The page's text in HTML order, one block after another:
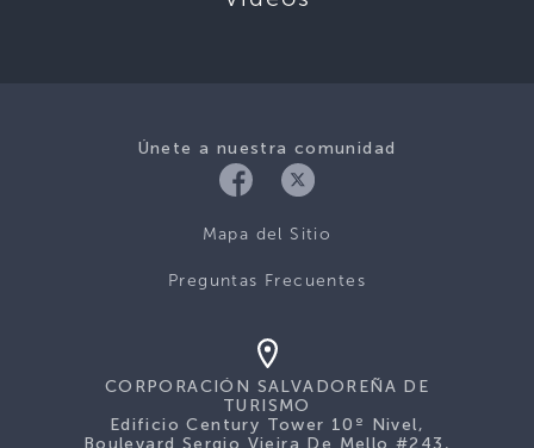
Únete a nuestra comunidad
Mapa del Sitio
Preguntas Frecuentes
CORPORACIÓN SALVADOREÑA DE
TURISMO
Edificio Century Tower 10º Nivel,
Boulevard Sergio Vieira De Mello #243,